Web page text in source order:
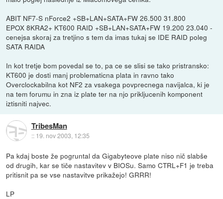
ABIT NF7-S nForce2 +SB+LAN+SATA+FW 26.500 31.800
EPOX 8KRA2+ KT600 RAID +SB+LAN+SATA+FW 19.200 23.040 -
cenejsa skoraj za tretjino s tem da imas tukaj se IDE RAID poleg
SATA RAIDA
In kot tretje bom povedal se to, pa ce se slisi se tako pristransko:
KT600 je dosti manj problematicna plata in ravno tako
Overclockabilna kot NF2 za vsakega povprecnega navijalca, ki je
na tem forumu in zna iz plate ter na njo prikljucenih komponent
iztisniti najvec.
TribesMan
:: 19. nov 2003, 12:35
Pa kdaj boste že pogruntal da Gigabyteove plate niso nič slabše
od drugih, kar se tiče nastavitev v BIOSu. Samo CTRL+F1 je treba
pritisnit pa se vse nastavitve prikažejo! GRRR!
LP